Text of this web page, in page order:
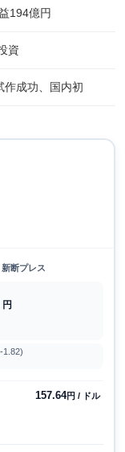
194億円
資
成功、国内初
新断プレス
円
1.82)
157.64円 / ドル